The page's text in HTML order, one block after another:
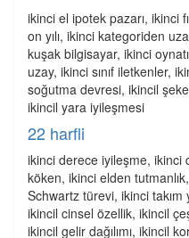
ikinci el ipotek pazarı, ikinci
on yılı, ikinci kategoriden
kuşak bilgisayar, ikinci
uzay, ikinci sınıf iletkenler,
soğutma devresi, ikincil
ikincil yara iyileşmesi
22 harfli
ikinci derece iyileşme, ikinci
köken, ikinci elden
Schwartz türevi, ikinci takım
ikincil cinsel özellik, ikincil
ikincil gelir dağılımı, ikincil